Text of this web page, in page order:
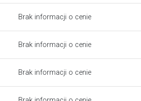
Brak informacji o cenie
Brak informacji o cenie
Brak informacji o cenie